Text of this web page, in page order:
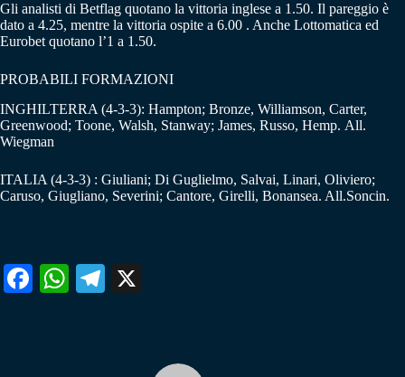
Gli analisti di Betflag quotano la vittoria inglese a 1.50. Il pareggio è
dato a 4.25, mentre la vittoria ospite a 6.00 . Anche Lottomatica ed
Eurobet quotano l’1 a 1.50.
PROBABILI FORMAZIONI
INGHILTERRA (4-3-3): Hampton; Bronze, Williamson, Carter,
Greenwood; Toone, Walsh, Stanway; James, Russo, Hemp. All.
Wiegman
ITALIA (4-3-3) : Giuliani; Di Guglielmo, Salvai, Linari, Oliviero;
Caruso, Giugliano, Severini; Cantore, Girelli, Bonansea. All.Soncin.
Fa W
Te